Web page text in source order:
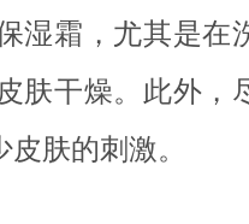
湿霜，尤其是在
肤干燥。此外，
肤的刺激。